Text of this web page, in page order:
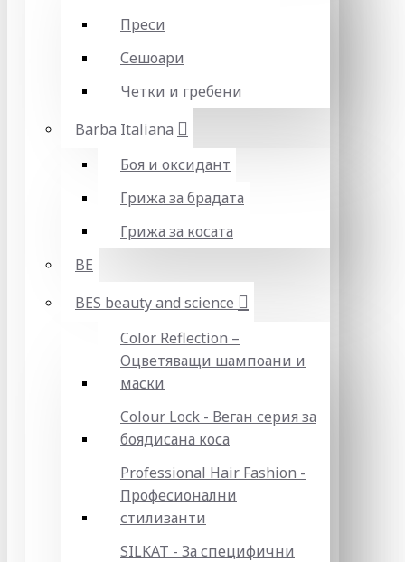
Преси
Сешоари
Четки и гребени
Barba Italiana
Боя и оксидант
Грижа за брадата
Грижа за косата
BE
BES beauty and science
Color Reflection –
Оцветяващи шампоани и
маски
Colour Lock - Веган серия за
боядисана коса
Professional Hair Fashion -
Професионални
стилизанти
SILKAT - За специфични